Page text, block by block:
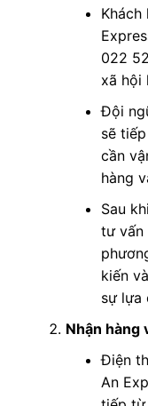
Khách
022
xã hội
Đội
sẽ
cần
hàng
Sau
tư vấn
kiến
sự lựa
Nhận hàng
Điện
An